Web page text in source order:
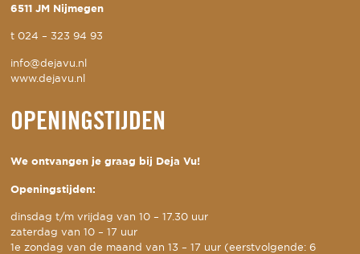
6511 JM Nijmegen
t024 – 323 94 93
info@dejavu.nl
www.dejavu.nl
OPENINGSTIJDEN
We ontvangen je graag bij Deja Vu!
Openingstijden:
dinsdag t/m vrijdag van 10 – 17.30 uur
zaterdag van 10 – 17 uur
1e zondag van de maand van 13 – 17 uur (eerstvolgende: 6